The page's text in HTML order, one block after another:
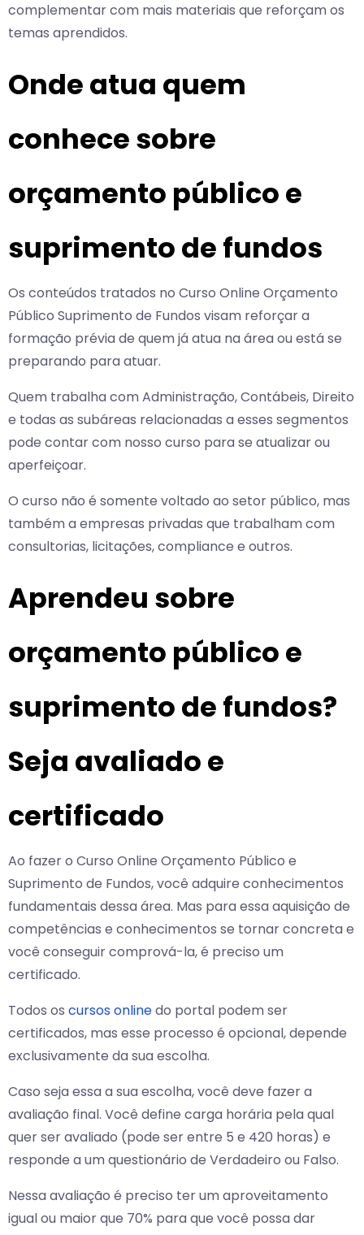
complementar com mais materiais que reforçam os
temas aprendidos.
Onde atua quem
conhece sobre
orçamento público e
suprimento de fundos
Os conteúdos tratados no Curso Online Orçamento
Público Suprimento de Fundos visam reforçar a
formação prévia de quem já atua na área ou está se
preparando para atuar.
Quem trabalha com Administração, Contábeis, Direito
e todas as subáreas relacionadas a esses segmentos
pode contar com nosso curso para se atualizar ou
aperfeiçoar.
O curso não é somente voltado ao setor público, mas
também a empresas privadas que trabalham com
consultorias, licitações, compliance e outros.
Aprendeu sobre
orçamento público e
suprimento de fundos?
Seja avaliado e
certificado
Ao fazer o Curso Online Orçamento Público e
Suprimento de Fundos, você adquire conhecimentos
fundamentais dessa área. Mas para essa aquisição de
competências e conhecimentos se tornar concreta e
você conseguir comprová-la, é preciso um
certificado.
Todos os cursos onlinedo portal podem ser
certificados, mas esse processo é opcional, depende
exclusivamente da sua escolha.
Caso seja essa a sua escolha, você deve fazer a
avaliação final. Você define carga horária pela qual
quer ser avaliado (pode ser entre 5 e 420 horas) e
responde a um questionário de Verdadeiro ou Falso.
Nessa avaliação é preciso ter um aproveitamento
igual ou maior que 70% para que você possa dar